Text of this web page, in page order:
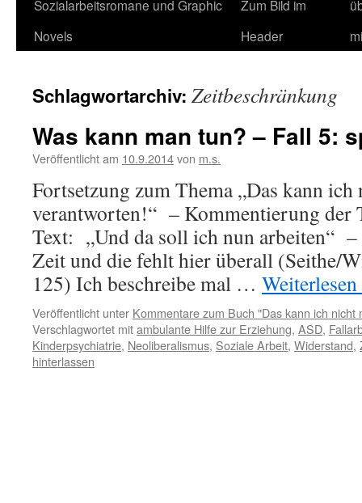
Sozialarbeitsromane und Graphic
Novels
Zum Bild im
Header
Schlagwortarchiv: Zeitbeschränkung
Was kann man tun? – Fall 5:
Veröffentlicht am 10.9.2014von m.s.
Fortsetzung zum Thema „Das kann
verantworten!“ – Kommentierung der
Text: „Und da soll ich nun arbeiten“
Zeit und die fehlt hier überall (Seithe/
125) Ich beschreibe mal … Weiterlesen
Veröffentlicht unter Kommentare zum Buch "Das kann ich nicht
Verschlagwortet mitambulante Hilfe zur Erziehung, ASD,
Kinderpsychiatrie, Neoliberalismus, Soziale Arbeit, Widerstand,
hinterlassen